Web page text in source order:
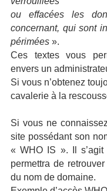
ou effacées les
concernant, qui sont
périmées ».
Ces textes vous
envers un
Si vous n’obtenez
cavalerie à la
Si vous ne
site possédant son
« WHO IS ». Il
permettra de
du nom de domaine.